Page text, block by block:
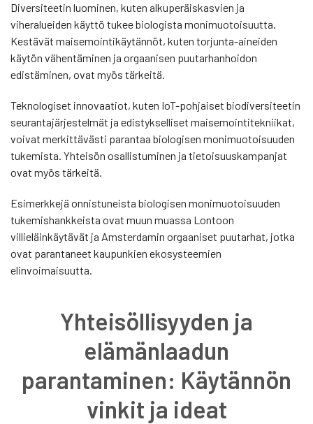
Diversiteetin luominen, kuten alkuperäiskasvien ja
viheralueiden käyttö tukee biologista monimuotoisuutta.
Kestävät maisemointikäytännöt, kuten torjunta-aineiden
käytön vähentäminen ja orgaanisen puutarhanhoidon
edistäminen, ovat myös tärkeitä.
Teknologiset innovaatiot, kuten IoT-pohjaiset biodiversiteetin
seurantajärjestelmät ja edistykselliset maisemointitekniikat,
voivat merkittävästi parantaa biologisen monimuotoisuuden
tukemista. Yhteisön osallistuminen ja tietoisuuskampanjat
ovat myös tärkeitä.
Esimerkkejä onnistuneista biologisen monimuotoisuuden
tukemishankkeista ovat muun muassa Lontoon
villieläinkäytävät ja Amsterdamin orgaaniset puutarhat, jotka
ovat parantaneet kaupunkien ekosysteemien
elinvoimaisuutta.
Yhteisöllisyyden ja
elämänlaadun
parantaminen: Käytännön
vinkit ja ideat